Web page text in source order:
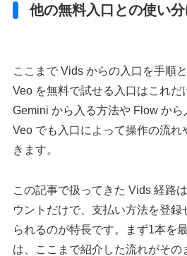
他の無料入口との使い
ここまで Vids からの入口を手順
Veo を無料で試せる入口はこれだ
Gemini から入る方法や Flow か
Veo でも入口によって操作の流れ
きます。
この記事で扱ってきた Vids 経路
ウントだけで、支払い方法を登録
られるのが特長です。まず1本を
は、ここまで紹介した流れがその